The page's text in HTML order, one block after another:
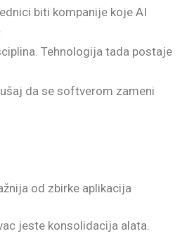
biti kompanije koje AI
Tehnologija tada postaje
da se softverom zameni
od zbirke aplikacija
jeste konsolidacija alata.